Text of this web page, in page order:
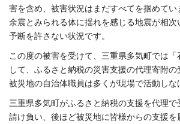
害を含め、被害状況はまだすべてを掴めてい
余震とみられる体に揺れを感じる地震が相次
予断を許さない状況です。
この度の被害を受けて、三重県多気町では
して、ふるさと納税の災害支援の代理寄附の
被災地の自治体職員は多くが現場で活動しな
三重県多気町がふるさと納税の支援を代理
請け負い、後ほど被災地に皆様からの支援を